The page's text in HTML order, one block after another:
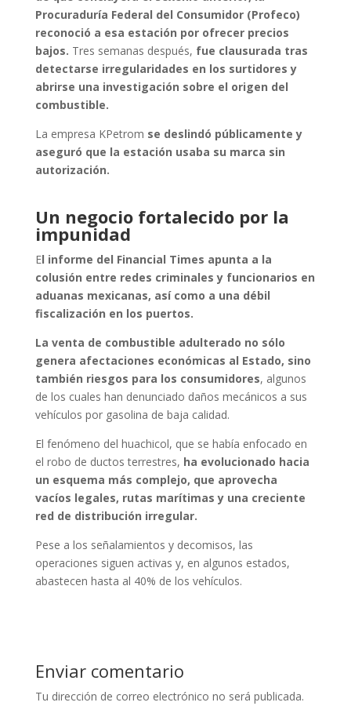
Procuraduría Federal del Consumidor (Profeco)
reconoció a esa estación por ofrecer precios
bajos. Tres semanas después, fue clausurada tras
detectarse irregularidades en los surtidores y
abrirse una investigación sobre el origen del
combustible.
La empresa KPetrom se deslindó públicamente y
aseguró que la estación usaba su marca sin
autorización.
Un negocio fortalecido por la
impunidad
El informe del Financial Times apunta a la
colusión entre redes criminales y funcionarios en
aduanas mexicanas, así como a una débil
fiscalización en los puertos.
La venta de combustible adulterado no sólo
genera afectaciones económicas al Estado, sino
también riesgos para los consumidores, algunos
de los cuales han denunciado daños mecánicos a sus
vehículos por gasolina de baja calidad.
El fenómeno del huachicol, que se había enfocado en
el robo de ductos terrestres, ha evolucionado hacia
un esquema más complejo, que aprovecha
vacíos legales, rutas marítimas y una creciente
red de distribución irregular.
Pese a los señalamientos y decomisos, las
operaciones siguen activas y, en algunos estados,
abastecen hasta al 40% de los vehículos.
Enviar comentario
Tu dirección de correo electrónico no será publicada.